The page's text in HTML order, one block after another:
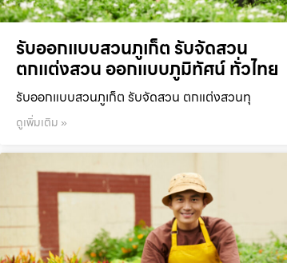
รับออกแบบสวนภูเก็ต รับจัดสวน
ตกแต่งสวน ออกแบบภูมิทัศน์ ทั่วไทย
รับออกแบบสวนภูเก็ต รับจัดสวน ตกแต่งสวนทุ
ดูเพิ่มเติม »